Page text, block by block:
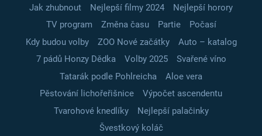
Jak zhubnout Nejlepší filmy 2024
Nejlepší horory
TV program
Změna času Partie
Počasí
Kdy budou volby
ZOO Nové začátky
Auto – katalog
7 pádů Honzy Dědka
Volby 2025
Svařené víno
Tatarák podle Pohlreicha
Aloe vera
Pěstování lichořeřišnice
Výpočet ascendentu
Tvarohové knedlíky
Nejlepší palačinky
Švestkový koláč